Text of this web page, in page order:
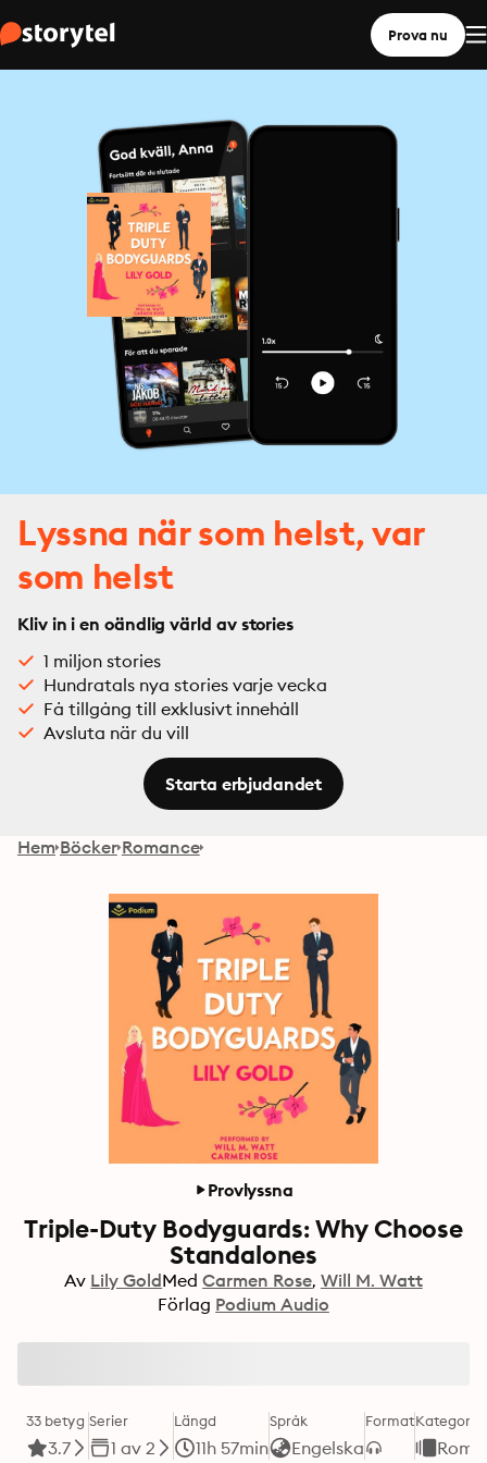
Prova nu
Lyssna när som helst, var
som helst
Kliv in i en oändlig värld av stories
1 miljon stories
Hundratals nya stories varje vecka
Få tillgång till exklusivt innehåll
Avsluta när du vill
Starta erbjudandet
Hem Böcker Romance
Provlyssna
Triple-Duty Bodyguards: Why Choose
Standalones
Av Lily GoldMed Carmen Rose Will M. Watt
Förlag Podium Audio
33 betyg
3.7
Serier
1 av 2
Längd
11h 57min
Språk
Engelska
FormatKategori